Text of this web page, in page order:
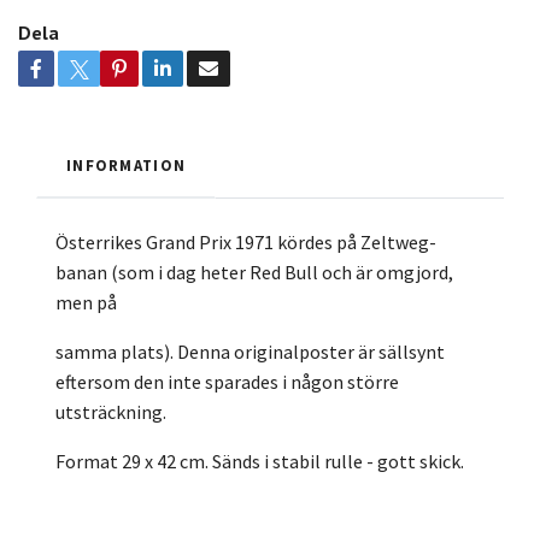
Dela
INFORMATION
Österrikes Grand Prix 1971 kördes på Zeltweg-
banan (som i dag heter Red Bull och är omgjord,
men på
samma plats). Denna originalposter är sällsynt
eftersom den inte sparades i någon större
utsträckning.
Format 29 x 42 cm. Sänds i stabil rulle - gott skick.